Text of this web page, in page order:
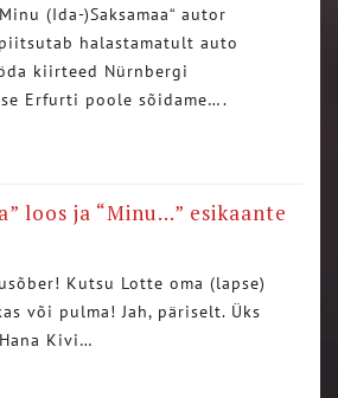
(Ida-)Saksamaa“ autor
halastamatult auto
kiirteed Nürnbergi
Erfurti poole sõidame….
loos ja “Minu…” esikaante
Kutsu Lotte oma (lapse)
või pulma! Jah, päriselt. Üks
Kivi…